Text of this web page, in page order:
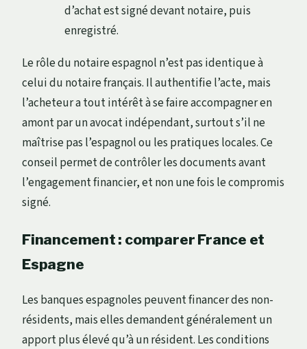
d’achat est signé devant notaire, puis
enregistré.
Le rôle du notaire espagnol n’est pas identique à
celui du notaire français. Il authentifie l’acte, mais
l’acheteur a tout intérêt à se faire accompagner en
amont par un avocat indépendant, surtout s’il ne
maîtrise pas l’espagnol ou les pratiques locales. Ce
conseil permet de contrôler les documents avant
l’engagement financier, et non une fois le compromis
signé.
Financement : comparer France et
Espagne
Les banques espagnoles peuvent financer des non-
résidents, mais elles demandent généralement un
apport plus élevé qu’à un résident. Les conditions